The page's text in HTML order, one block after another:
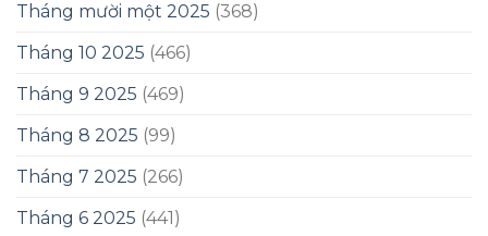
Tháng mười một 2025 (368)
Tháng 10 2025 (466)
Tháng 9 2025 (469)
Tháng 8 2025 (99)
Tháng 7 2025 (266)
Tháng 6 2025 (441)